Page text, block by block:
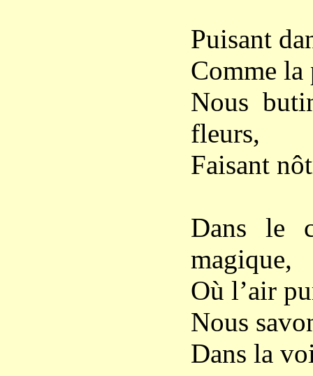
Puisant
Comme la
Nous
fleurs,
Faisant
Dans le
magique,
Où l’air
Nous
Dans la